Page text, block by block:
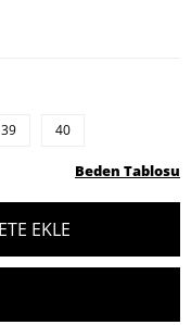
39 40
Beden Tablosu